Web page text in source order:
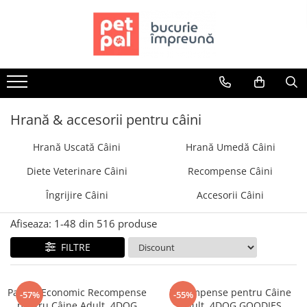
Câini
Hrană Uscată Câini
Câine Junior
Câine Senior
Hrană Umedă Câini
Câine Junior
Câine Adult
Diete Veterinare Câini
Umedă
Recompense Câini
Biscuiți
Hrană & accesorii pentru câini
Hrană Uscată Câini
Hrană Umedă Câini
Diete Veterinare Câini
Recompense Câini
Îngrijire Câini
Accesorii Câini
Afiseaza: 1-48 din 516 produse
FILTRE
-57%
Pachet Economic Recompense
-55%
Recompense pentru Câine